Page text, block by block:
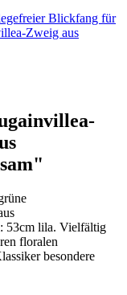
Blickfang für
Zweig aus
53cm lila. Vielfältig
floralen
besondere